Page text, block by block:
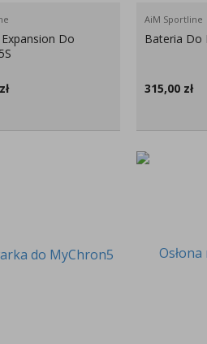
Do
zł
AiM Sportline
Bateria Do
315,00 zł